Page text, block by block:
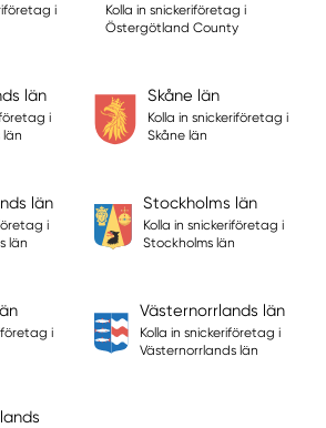
i
Kolla in snickeriföretag i
Östergötland County
län
i
Skåne län
Kolla in snickeriföretag i
Skåne län
län
i
län
Stockholms län
Kolla in snickeriföretag i
Stockholms län
i
Västernorrlands län
Kolla in snickeriföretag i
Västernorrlands län